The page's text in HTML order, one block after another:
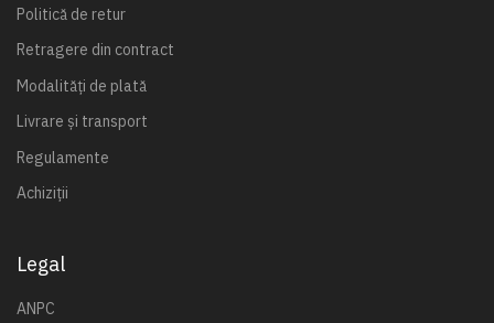
Politică de retur
Retragere din contract
Modalități de plată
Livrare și transport
Regulamente
Achiziții
Legal
ANPC